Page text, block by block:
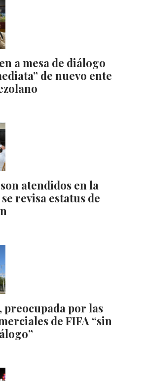
a mesa de diálogo
de nuevo ente
atendidos en la
revisa estatus de
preocupada por las
de FIFA “sin